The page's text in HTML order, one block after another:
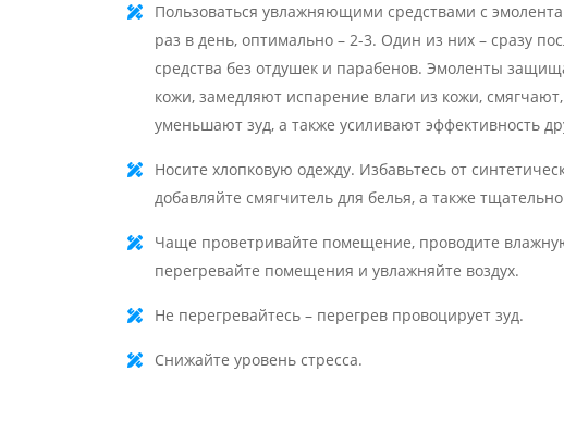
Пользоваться увлажняющими средствами с
раз в день, оптимально – 2-3. Один из них – сразу
средства без отдушек и парабенов. Эмоленты
кожи, замедляют испарение влаги из кожи,
уменьшают зуд, а также усиливают эффективность
Носите хлопковую одежду. Избавьтесь от
добавляйте смягчитель для белья, а также
Чаще проветривайте помещение, проводите
перегревайте помещения и увлажняйте воздух.
Не перегревайтесь – перегрев провоцирует зуд.
Снижайте уровень стресса.